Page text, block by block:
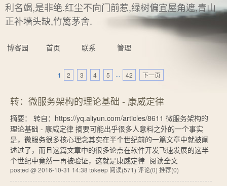
利名竭,是非绝.红尘不向门前惹,绿树偏宜屋角遮,青山
正补墙头缺,竹篱茅舍.
博客园 首页 联系 管理
1 2 3 4 5 ··· 42 下一页
转：微服务架构的理论基础 - 康威定律
摘要： 转自：https://yq.aliyun.com/articles/8611 微服务架构的
理论基础 - 康威定律 摘要可能出乎很多人意料之外的一个事实
是，微服务很多核心理念其实在半个世纪前的一篇文章中就被阐
述过了，而且这篇文章中的很多论点在软件开发飞速发展的这半
个世纪中竟然一再被验证，这就是康威定律 阅读全文
posted @ 2016-10-31 14:38 tokeep 阅读(571) 评论(0) 推荐(0)